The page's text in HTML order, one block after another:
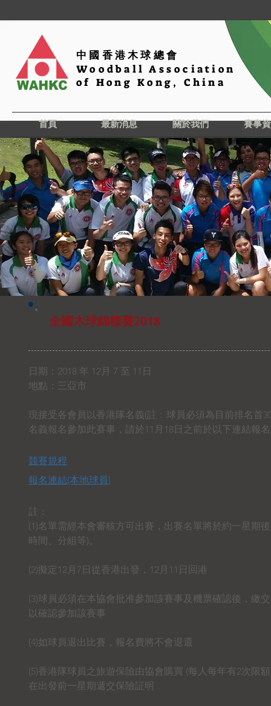
中國香港木球總會
Woodball Association
of Hong Kong, China
全國木球錦標賽2018
日期：2018 年 12月 7 至 11日
地點： 三亞市
現接受各會員以香港隊名義(註﹕球員必須為目前排名首
名義報名參加此賽事，請於11月18日之前於以下連結報
競賽規程​​
報名連結​(本地球員)
註：
(1)名單需經本會審核方可出賽，出賽名單將於約一星期
時間、分組等)。
(2)擬定12月7日從香港出發，12月11日回港
(3)球員必須在本協會批准參加該賽事及機票確認後，繳
以確認參加該賽事
(4)如球員退出比賽，報名費將不會退還
(5)香港隊球員之旅遊保險由協會購買 (每人每年有2次限
在出發前一星期遞交保險証明
首頁 最新消息 關於我們 賽事